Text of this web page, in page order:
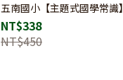
五南國小【主題式國學常識】
NT$338
NT$450